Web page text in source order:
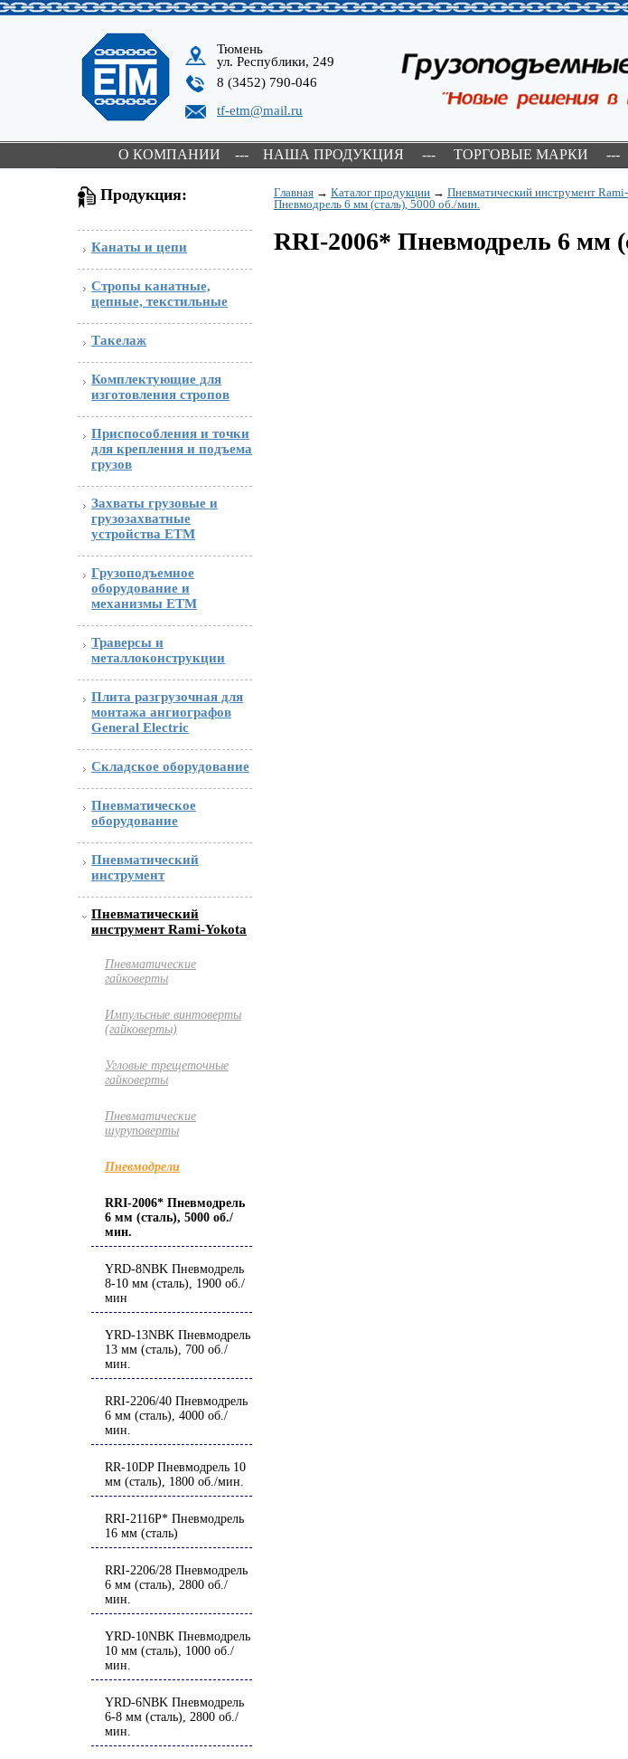
Тюмень
ул. Республики, 249
8 (3452) 790-046
tf-etm@mail.ru
О КОМПАНИИ --- НАША ПРОДУКЦИЯ --- ТОРГОВЫЕ МАРКИ
Продукция:
Канаты и цепи
Стропы канатные,
цепные, текстильные
Такелаж
Комплектующие для
изготовления стропов
Приспособления и точки
для крепления и подъема
грузов
Захваты грузовые и
грузозахватные
устройства ETM
Грузоподъемное
оборудование и
механизмы ETM
Траверсы и
металлоконструкции
Плита разгрузочная для
монтажа ангиографов
General Electric
Складское оборудование
Пневматическое
оборудование
Пневматический
инструмент
Пневматический
инструмент Rami-Yokota
Пневматические
гайковерты
Импульсные винтоверты
(гайковерты)
Угловые трещеточные
гайковерты
Пневматические
шуруповерты
Пневмодрели
RRI-2006* Пневмодрель
6 мм (сталь), 5000 об./
мин.
YRD-8NBK Пневмодрель
8-10 мм (сталь), 1900 об./
мин
YRD-13NBK Пневмодрель
13 мм (сталь), 700 об./
мин.
RRI-2206/40 Пневмодрель
6 мм (сталь), 4000 об./
мин.
RR-10DP Пневмодрель 10
мм (сталь), 1800 об./мин.
RRI-2116P* Пневмодрель
16 мм (сталь)
RRI-2206/28 Пневмодрель
6 мм (сталь), 2800 об./
мин.
YRD-10NBK Пневмодрель
10 мм (сталь), 1000 об./
мин.
YRD-6NBK Пневмодрель
6-8 мм (сталь), 2800 об./
мин.
Главная → Каталог продукции → Пневматический инструмент
Пневмодрель 6 мм (сталь), 5000 об./мин.
RRI-2006* Пневмодрель 6 мм